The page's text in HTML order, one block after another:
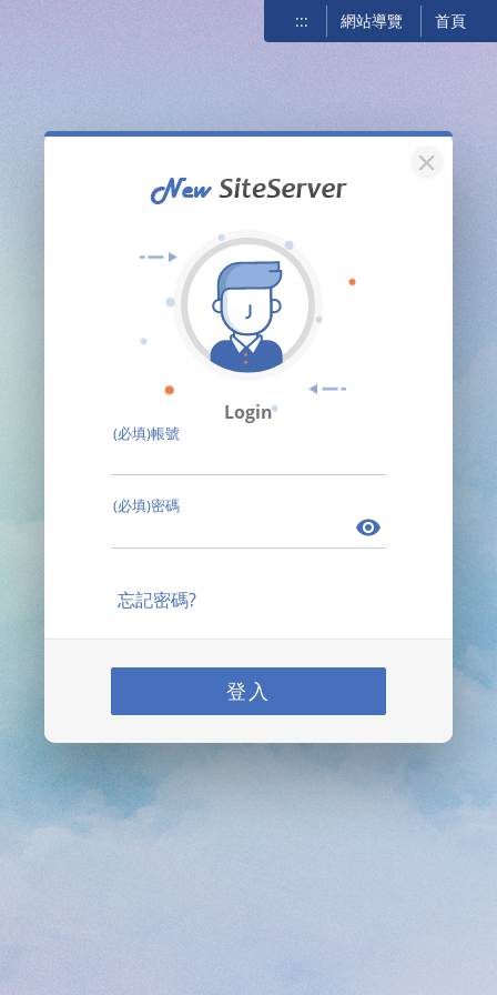
::: 網站導覽 首頁
關閉
Login
(必填)帳號
(必填)密碼
忘記密碼?
登入